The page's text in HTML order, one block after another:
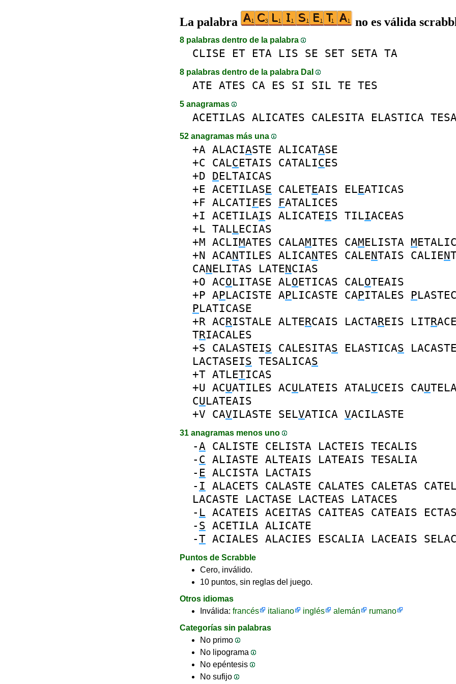
La palabra no es válida
8 palabras dentro de la palabra
CLISE ET ETA LIS SE SET SETA TA
8 palabras dentro de la palabra DaI
ATE ATES CA ES SI SIL TE TES
5 anagramas
ACETILAS ALICATES CALESITA ELASTICA
52 anagramas más una
+A ALACIASTE ALICATASE
+C CALCETAIS CATALICES
+D DELTAICAS
+E ACETILASE CALETEAIS ELEATICAS
+F ALCATIFES FATALICES
+I ACETILAIS ALICATEIS TILIACEAS
+L TALLECIAS
+M ACLIMATES CALAMITES CAMELISTA M
+N ACANTILES ALICANTES CALENTAIS CALIEN
CANELITAS LATENCIAS
+O ACOLITASE ALOETICAS CALOTEAIS
+P APLACISTE APLICASTE CAPITALES P
PLATICASE
+R ACRISTALE ALTERCAIS LACTAREIS LITR
TRIACALES
+S CALASTEIS CALESITAS ELASTICAS
LACTASEIS TESALICAS
+T ATLETICAS
+U ACUATILES ACULATEIS ATALUCEIS CAU
CULATEAIS
+V CAVILASTE SELVATICA VACILASTE
31 anagramas menos uno
-A CALISTE CELISTA LACTEIS TECALIS
- C ALIASTE ALTEAIS LATEAIS TESALIA
- E ALCISTA LACTAIS
- I ALACETS CALASTE CALATES CALETAS
LACASTE
LACTASE LACTEAS
LATACES
- L ACATEIS ACEITAS CAITEAS CATEAIS
- S ACETILA ALICATE
-T ACIALES ALACIES ESCALIA LACEAIS
Puntos de Scrabble
Cero, inválido.
10 puntos, sin reglas del juego.
Otros idiomas
Inválida: francés italiano inglés alemán
rumano
Categorías sin palabras
No primo
No lipograma
No epéntesis
No sufijo